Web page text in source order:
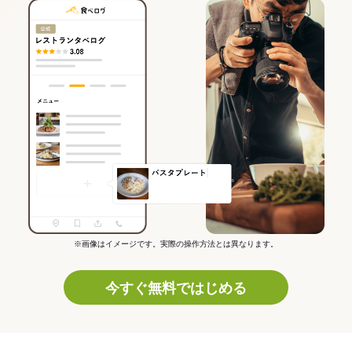
※画像はイメージです。実際の操作方法とは異なります。
今すぐ無料ではじめる